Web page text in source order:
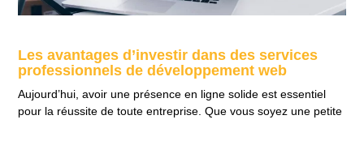
Les avantages d’investir dans des services
professionnels de développement web
Aujourd’hui, avoir une présence en ligne solide est essentiel
pour la réussite de toute entreprise. Que vous soyez une petite